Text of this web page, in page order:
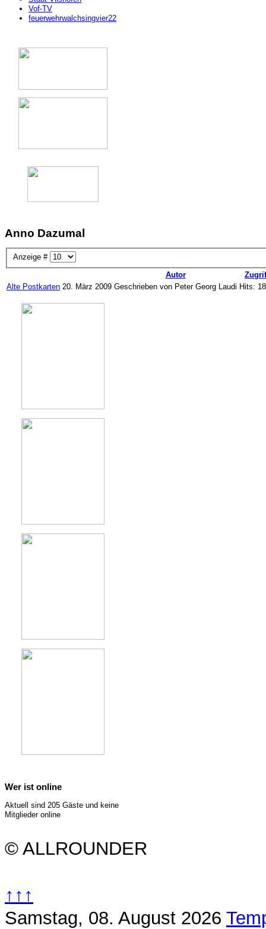
Vof-TV
feuerwehrwalchsingvier22
Anno Dazumal
Anzeige #
Autor
Alte Postkarten 20. März 2009 Geschrieben von Peter Georg Laudi Hits:
Wer ist online
Aktuell sind 205 Gäste und keine
Mitglieder online
© ALLROUNDER
↑↑↑
Samstag, 08. August 2026